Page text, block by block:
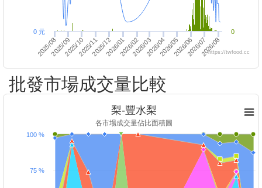
2025/082025/092025/102025/112025/122026/012026/022026/032026/042026/052026/062026/072026/08
0 元 0
https://twfood.cc
批發市場成交量比較
梨-豐水梨
各市場成交量佔比面積圖
75 %
100 %